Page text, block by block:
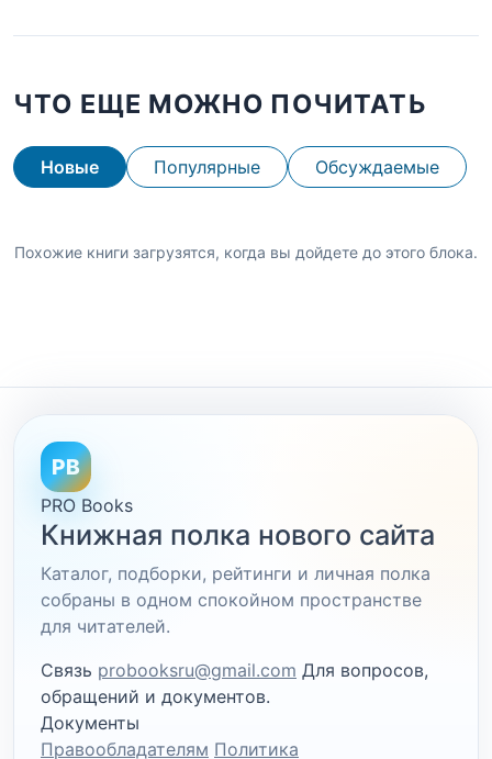
ЧТО ЕЩЕ МОЖНО ПОЧИТАТЬ
Новые Популярные Обсуждаемые
Похожие книги загрузятся, когда вы дойдете до этого блока.
PB
PRO Books
Книжная полка нового сайта
Каталог, подборки, рейтинги и личная полка
собраны в одном спокойном пространстве
для читателей.
Связь probooksru@gmail.com Для вопросов,
обращений и документов.
Документы
Правообладателям Политика